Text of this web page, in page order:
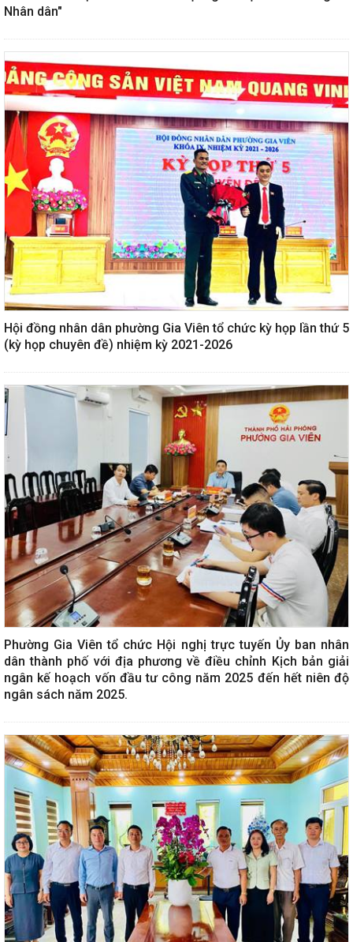
Nhân dân"
Hội đồng nhân dân phường Gia Viên tổ chức kỳ họp lần thứ 5
(kỳ họp chuyên đề) nhiệm kỳ 2021-2026
Phường Gia Viên tổ chức Hội nghị trực tuyến Ủy ban nhân
dân thành phố với địa phương về điều chỉnh Kịch bản giải
ngân kế hoạch vốn đầu tư công năm 2025 đến hết niên độ
ngân sách năm 2025.